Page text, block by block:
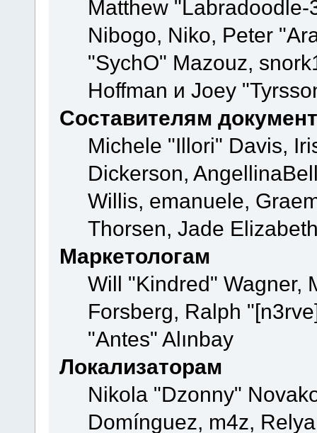
Matthew
Nibogo, Niko, Peter
"SychO" Mazouz,
Hoffman и Joey
Составителям
Michele "Illori" Davis,
Dickerson,
Willis, emanuele,
Thorsen, Jade
Маркетологам
Will "Kindred" Wagner,
Forsberg, Ralph
"Antes" Alınbay
Локализаторам
Nikola "Dzonny"
Domínguez, m4z,